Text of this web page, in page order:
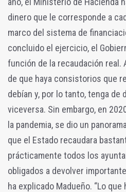
dinero que le corresponde a
marco del sistema de
concluido el ejercicio, el
función de la recaudación real.
de que haya consistorios que
debían y, por lo tanto, tenga de
viceversa. Sin embargo, en
la pandemia, se dio un
que el Estado recaudara
prácticamente todos los
obligados a devolver
ha explicado Madueño. “Lo